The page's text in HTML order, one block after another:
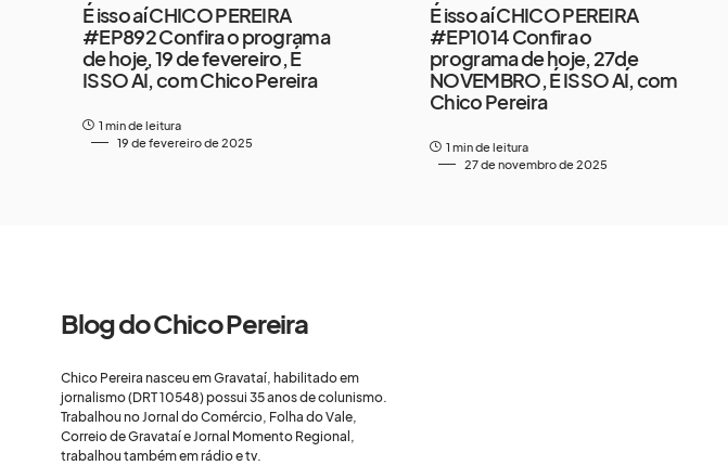
É isso aí CHICO PEREIRA
#EP892 Confira o programa
de hoje, 19 de fevereiro, É
ISSO AÍ, com Chico Pereira
1 min de leitura
19 de fevereiro de 2025
É isso aí CHICO PEREIRA
#EP1014 Confira o
programa de hoje, 27de
NOVEMBRO, É ISSO AÍ, com
Chico Pereira
1 min de leitura
27 de novembro de 2025
Blog do Chico Pereira
Chico Pereira nasceu em Gravataí, habilitado em
jornalismo (DRT 10548) possui 35 anos de colunismo.
Trabalhou no Jornal do Comércio, Folha do Vale,
Correio de Gravataí e Jornal Momento Regional,
trabalhou também em rádio e tv.